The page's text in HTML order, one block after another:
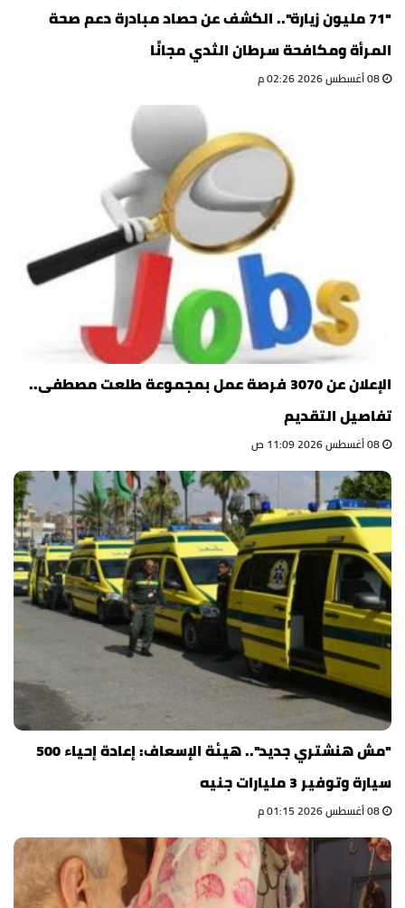
"71 مليون زيارة".. الكشف عن حصاد مبادرة دعم صحة
المرأة ومكافحة سرطان الثدي مجانًا
الإعلان عن 3070 فرصة عمل بمجموعة طلعت مصطفى..
تفاصيل التقديم
"مش هنشتري جديد".. هيئة الإسعاف: إعادة إحياء 500
سيارة وتوفير 3 مليارات جنيه